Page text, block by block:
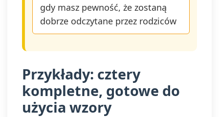
gdy masz pewność, że zostaną
dobrze odczytane przez rodziców
Przykłady: cztery
kompletne, gotowe do
użycia wzory